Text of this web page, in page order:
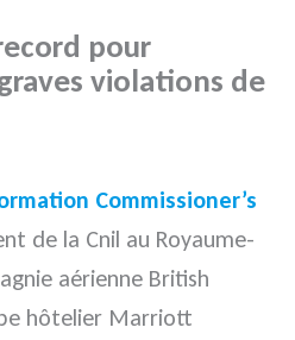
pour
violations de
Commissioner’s
de la Cnil au Royaume-
aérienne British
hôtelier Marriott